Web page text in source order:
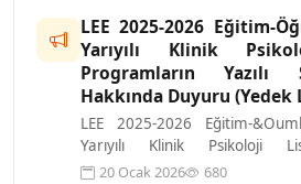
LEE 2025-2026 Eğitim-
Yarıyılı Klinik
Programların Yazılı
Hakkında Duyuru (Yedek
LEE 2025-2026 Eğitim-
Yarıyılı Klinik Psikoloji
Programların Yazılı Sınavı
20 Ocak 2026 680